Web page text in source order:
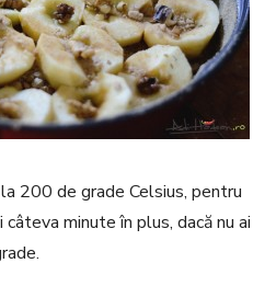
200 de grade Celsius, pentru
minute în plus, dacă nu ai